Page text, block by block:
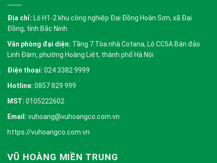
Địa chỉ: Lô H1-2 khu công nghiệp Đại Đồng Hoàn Sơn, xã Đại
Đồng, tỉnh Bắc Ninh
Văn phòng đại diện: Tầng 7 Tòa nhà Cotana, Lô CC5A Bán đảo
Linh Đàm, phường Hoàng Liệt, thành phố Hà Nội
Điện thoại: 024 3382 9999
Hotline: 0857 829 999
MST: 0105222602
Email: vuhoang@vuhoangco.com.vn
https://vuhoangco.com.vn
VŨ HOÀNG MIỀN TRUNG